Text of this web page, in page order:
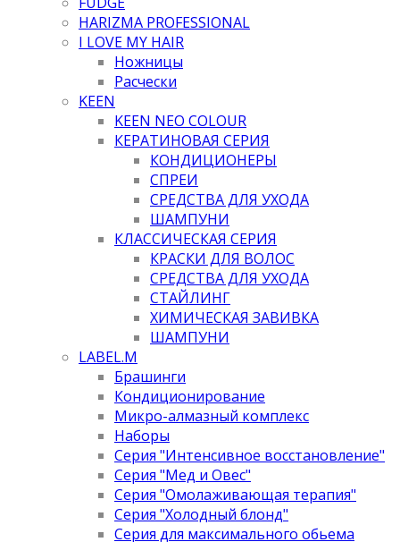
HARIZMA PROFESSIONAL
I LOVE MY HAIR
Ножницы
Расчески
KEEN
KEEN NEO COLOUR
КЕРАТИНОВАЯ СЕРИЯ
КОНДИЦИОНЕРЫ
СПРЕИ
СРЕДСТВА ДЛЯ УХОДА
ШАМПУНИ
КЛАССИЧЕСКАЯ СЕРИЯ
КРАСКИ ДЛЯ ВОЛОС
СРЕДСТВА ДЛЯ УХОДА
СТАЙЛИНГ
ХИМИЧЕСКАЯ ЗАВИВКА
ШАМПУНИ
LABEL.M
Брашинги
Кондиционирование
Микро-алмазный комплекс
Наборы
Серия "Интенсивное восстановление"
Серия "Мед и Овес"
Серия "Омолаживающая терапия"
Серия "Холодный блонд"
Серия для максимального обьема